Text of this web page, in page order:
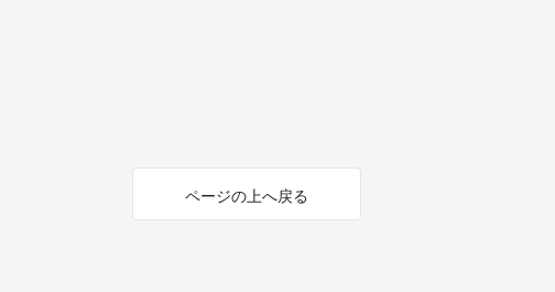
ページの上へ戻る